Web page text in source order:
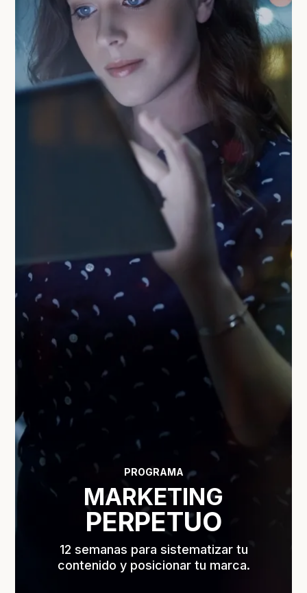
PROGRAMA
MARKETING
PERPETUO
12 semanas para sistematizar tu
contenido y posicionar tu marca.